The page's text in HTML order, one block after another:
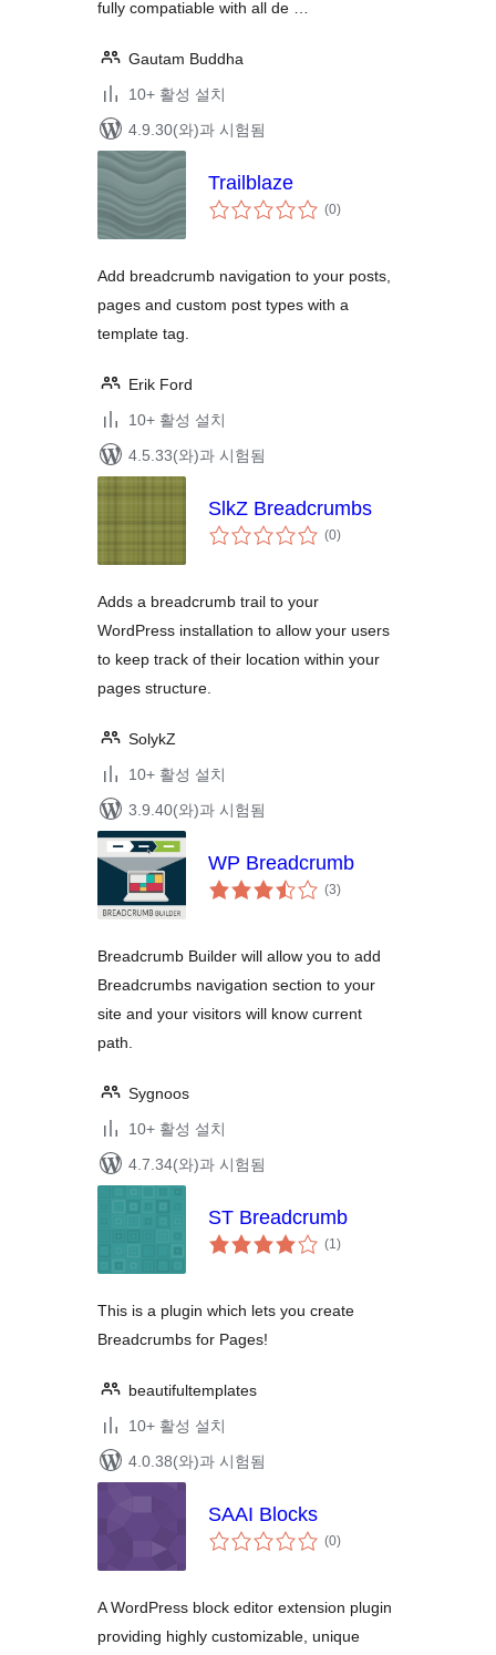
fully compatiable with all de …
Gautam Buddha
10+ 활성 설치
4.9.30(와)과 시험됨
Trailblaze
(0전
체)
Add breadcrumb navigation to your posts,
pages and custom post types with a
template tag.
Erik Ford
10+ 활성 설치
4.5.33(와)과 시험됨
SlkZ Breadcrumbs
(0전
체)
Adds a breadcrumb trail to your
WordPress installation to allow your users
to keep track of their location within your
pages structure.
SolykZ
10+ 활성 설치
3.9.40(와)과 시험됨
WP Breadcrumb
(3전
체)
Breadcrumb Builder will allow you to add
Breadcrumbs navigation section to your
site and your visitors will know current
path.
Sygnoos
10+ 활성 설치
4.7.34(와)과 시험됨
ST Breadcrumb
(1전
체)
This is a plugin which lets you create
Breadcrumbs for Pages!
beautifultemplates
10+ 활성 설치
4.0.38(와)과 시험됨
SAAI Blocks
(0전
체)
A WordPress block editor extension plugin
providing highly customizable, unique